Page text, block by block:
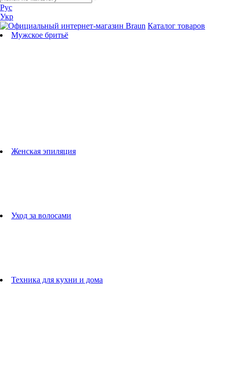
Рус
Укр
Каталог товаров
Мужское бритьё
Женская эпиляция
Уход за волосами
Техника для кухни и дома